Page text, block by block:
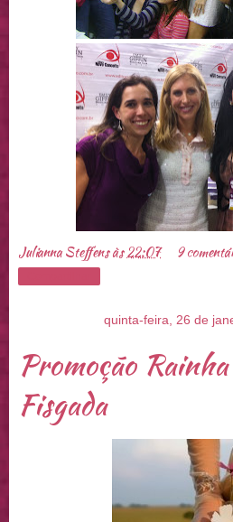
Julianna Steffensàs22:07 9
quinta-feira, 26 de
Promoção
Fisgada